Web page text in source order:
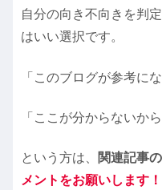
自分の向き不向きを判
はいい選択です。
「このブログが参考にな
「ここが分からないか
という方は、 関連記事
メントをお願いします！